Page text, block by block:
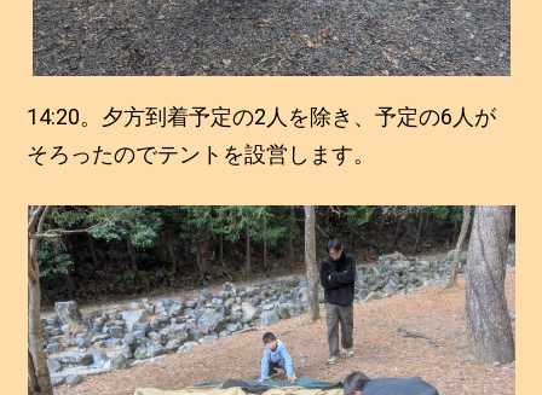
14:20。夕方到着予定の2人を除き、予定の6人が
そろったのでテントを設営します。